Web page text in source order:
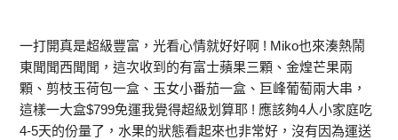
一打開真是超級豐富，光看心情就好好啊 ! Miko也來湊熱鬧
東聞聞西聞聞，這次收到的有富士蘋果三顆、金煌芒果兩
顆、剪枝玉荷包一盒、玉女小番茄一盒、巨峰葡萄兩大串，
這樣一大盒$799免運我覺得超級划算耶 ! 應該夠4人小家庭吃
4-5天的份量了，水果的狀態看起來也非常好，沒有因為運送